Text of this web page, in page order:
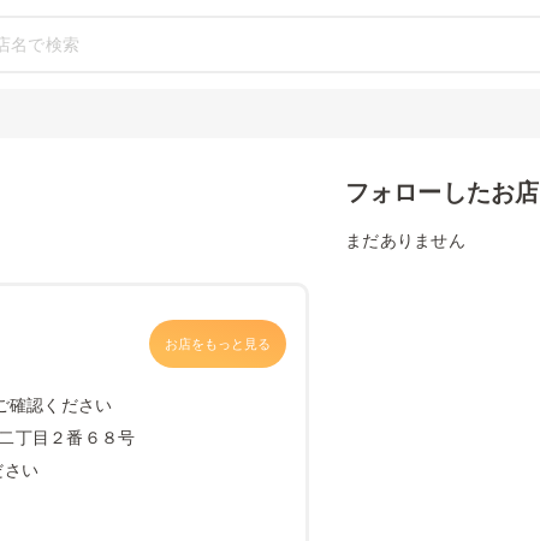
お店をもっと見る
確認ください
丁目２番６８号
さい
フォローしたお店
まだありません